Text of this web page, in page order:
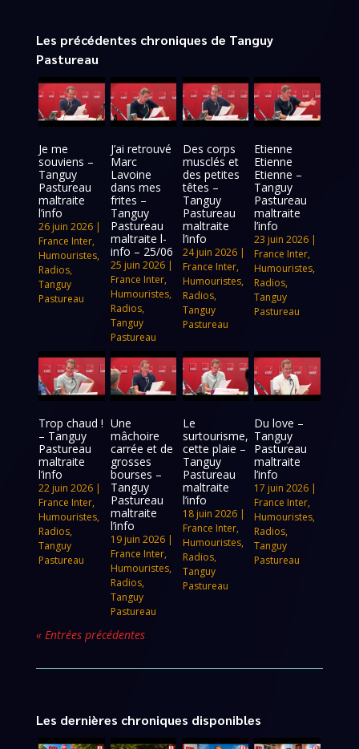
Les précédentes chroniques de Tanguy
Pastureau
Je me
souviens –
Tanguy
Pastureau
maltraite
l’info
26 juin 2026 |
France Inter,
Humouristes,
Radios,
Tanguy
Pastureau
J’ai retrouvé
Marc
Lavoine
dans mes
frites –
Tanguy
Pastureau
maltraite l-
info – 25/06
25 juin 2026|
France Inter,
Humouristes,
Radios,
Tanguy
Pastureau
Des corps
musclés et
des petites
têtes –
Tanguy
Pastureau
maltraite
l’info
24 juin 2026|
France Inter,
Humouristes,
Radios,
Tanguy
Pastureau
Etienne
Etienne
Etienne –
Tanguy
Pastureau
maltraite
l’info
23 juin 2026 |
France Inter,
Humouristes,
Radios,
Tanguy
Pastureau
Trop chaud !
– Tanguy
Pastureau
maltraite
l’info
22 juin 2026 |
France Inter,
Humouristes,
Radios,
Tanguy
Pastureau
Une
mâchoire
carrée et de
grosses
bourses –
Tanguy
Pastureau
maltraite
l’info
19 juin 2026|
France Inter,
Humouristes,
Radios,
Tanguy
Pastureau
Le
surtourisme,
cette plaie –
Tanguy
Pastureau
maltraite
l’info
18 juin 2026|
France Inter,
Humouristes,
Radios,
Tanguy
Pastureau
Du love –
Tanguy
Pastureau
maltraite
l’info
17 juin 2026 |
France Inter,
Humouristes,
Radios,
Tanguy
Pastureau
« Entrées précédentes
Les dernières chroniques disponibles